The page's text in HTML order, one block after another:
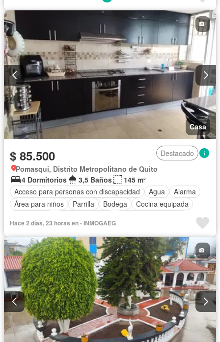
Casa
$ 85.500
Destacado
Pomasqui, Distrito Metropolitano de Quito
4 Dormitorios
3,5 Baños
145 m²
Acceso para personas con discapacidad
Agua
Alarma
Área para niños
Parrilla Bodega
Cocina equipada
Patio
Piscina Conserje Seguridad
Sin amoblar
Hace 2 días, 23 horas en - INMOGAEG